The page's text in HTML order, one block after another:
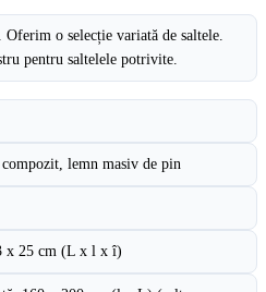
o selecție variată de saltele.
pentru saltelele potrivite.
lemn masiv de pin
x 25 cm (L x l x î)